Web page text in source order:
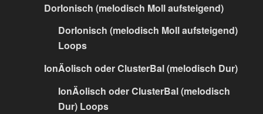
DorIonisch (melodisch Moll aufsteigend)
DorIonisch (melodisch Moll aufsteigend)
Loops
IonÄolisch oder ClusterBal (melodisch Dur)
IonÄolisch oder ClusterBal (melodisch
Dur) Loops